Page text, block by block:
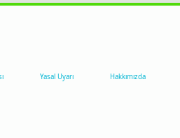
Yasal Uyarı Hakkımızda